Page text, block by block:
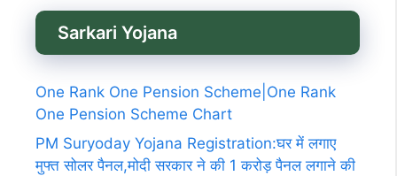
Sarkari Yojana
One Rank One Pension Scheme|One Rank
One Pension Scheme Chart
PM Suryoday Yojana Registration:घर में लगाए
मुफ्त सोलर पैनल,मोदी सरकार ने की 1 करोड़ पैनल लगाने की